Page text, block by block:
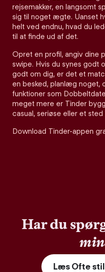
rejsemakker, en langsomt
sig til noget ægte. Uanset
helt ved endnu, hvad du
til at finde ud af det.
Opret en profil, angiv dine
swipe. Hvis du synes godt
godt om dig, er det et
en besked, planlæg noget,
funktioner som
meget mere er Tinder
casual, seriøse eller et
Download Tinder-appen
Har du
Læs Ofte